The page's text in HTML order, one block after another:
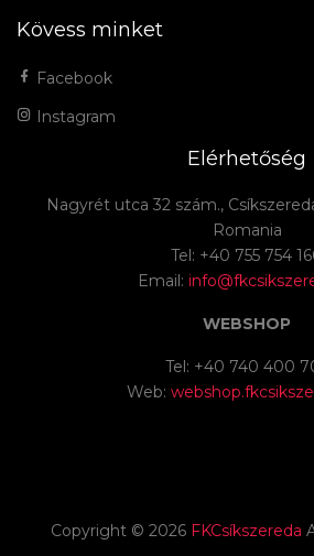
Kövess minket
Facebook
Instagram
Elérhetőség
Nagyrét utca 32 szám.,
Romania
Tel: +40 755 754
Email:
WEBSHOP
Tel: +40 740 400
Web:
Copyright © 2026 FKCsíkszereda